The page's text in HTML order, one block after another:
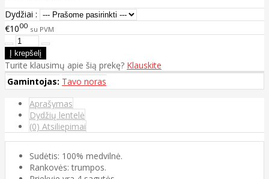
Dydžiai :
€1000 su PVM
Turite klausimų apie šią prekę? Klauskite
Gamintojas: Tavo noras
Aprašymas
Dydžių lentelė
(0) Atsiliepimai
Sudėtis: 100% medvilnė.
Rankovės: trumpos.